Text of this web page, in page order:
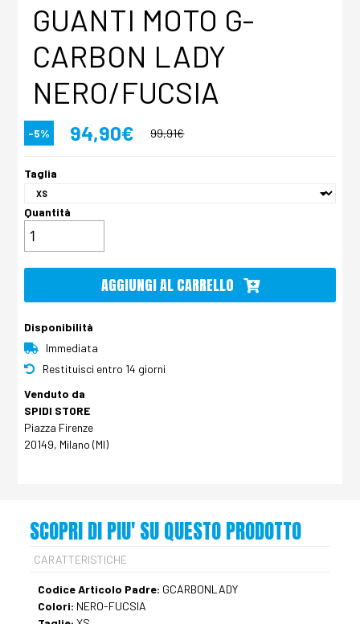
GUANTI MOTO G-
CARBON LADY
NERO/FUCSIA
-5% 94,90€ 99,91€
Taglia
Quantità
AGGIUNGI AL CARRELLO
Disponibilità
Immediata
Restituisci entro 14 giorni
Venduto da
SPIDI STORE
Piazza Firenze
20149, Milano (MI)
SCOPRI DI PIU' SU QUESTO PRODOTTO
CARATTERISTICHE
Codice Articolo Padre: GCARBONLADY
Colori: NERO-FUCSIA